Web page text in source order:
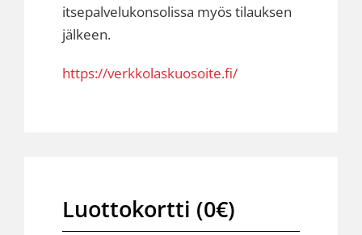
itsepalvelukonsolissa myös tilauksen
jälkeen.
https://verkkolaskuosoite.fi/
Luottokortti (0€)